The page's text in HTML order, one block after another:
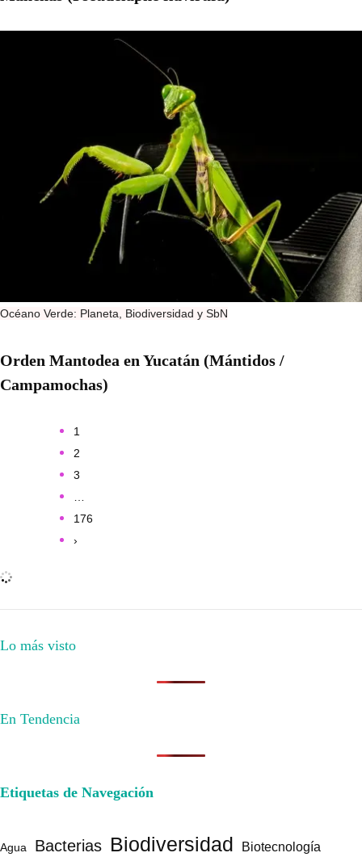
Océano Verde: Planeta, Biodiversidad y SbN
Orden Mantodea en Yucatán (Mántidos /
Campamochas)
1
2
3
176
›
Lo más visto
En Tendencia
Etiquetas de Navegación
Agua Bacterias Biodiversidad Biotecnología